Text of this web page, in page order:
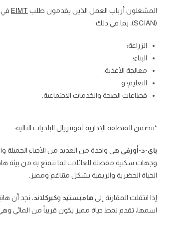
المشغلون أرباب العمل الذين يقدمون طلب EIMT في
(SCIAN)، بما في ذلك:
الزراعة؛
البناء؛
معالجة الأغذية؛
التعليم؛ و
قطاعات الصحة والخدمات الاجتماعية.
*تتضمن المنطقة الإدارية لمونتريال البلديات التالية:
باي-د-أورفي هي واحدة من العديد من الأحياء الجميلة
وجهات سكنية مفضلة للعائلات لما تتمتع به من بيئة
الحياة الحضرية والريفية بشكل متناغم ومميز.
إذا انتقلت المقارنة إلىهامبستيد وكيركلاند، نجد أن
اسمها، تقدم نمط حياة مميز يكون قريباً من المائي